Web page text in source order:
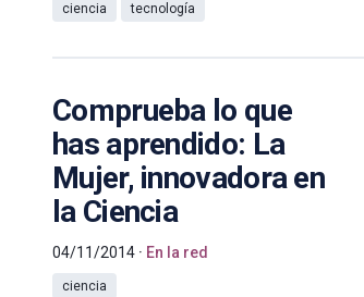
ciencia tecnología
Comprueba lo que
has aprendido: La
Mujer, innovadora en
la Ciencia
04/11/2014 En la red
ciencia